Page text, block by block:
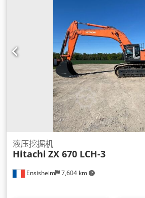
Ensisheim 7,604 km
液压挖掘机
Hitachi ZX 670 LCH-3